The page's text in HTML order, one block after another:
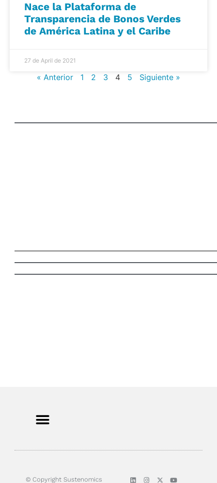
Nace la Plataforma de
Transparencia de Bonos Verdes
de América Latina y el Caribe
27 de April de 2021
« Anterior 1 2 3 4 5 Siguiente »
© Copyright Sustenomics